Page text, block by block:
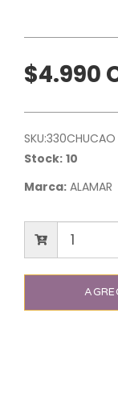
$4.990
SKU:330CHUCAO
Stock: 10
Marca: ALAMAR